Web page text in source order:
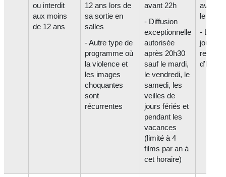
ou interdit
aux moins
de 12 ans
12 ans lors de
sa sortie en
salles
- Autre type de
programme où
la violence et
les images
choquantes
sont
récurrentes
avant 22h
- Diffusion
exceptionnelle
autorisée
après 20h30
sauf le mardi,
le vendredi, le
samedi, les
veilles de
jours fériés et
pendant les
vacances
(limité à 4
films par an à
cet horaire)
avant
le
- Les
jours,